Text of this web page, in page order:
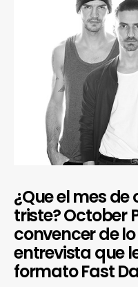
¿Que el mes
triste? October
convencer de
entrevista que
formato Fast